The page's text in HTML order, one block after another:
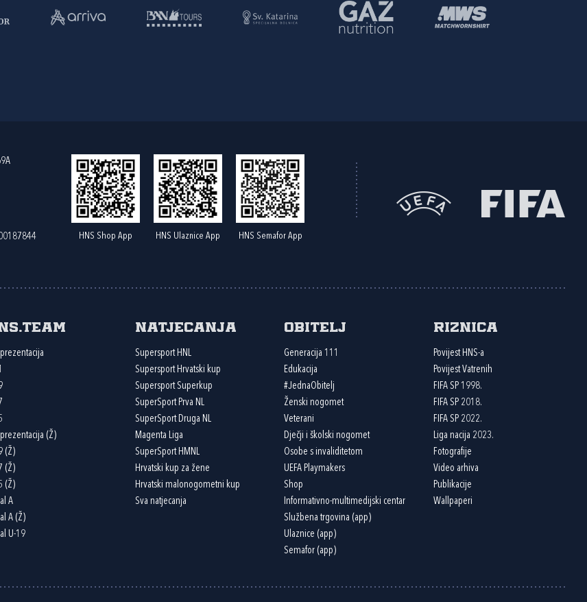
HNS Shop App HNS Ulaznice App HNS Semafor App
(Ž)
(Ž)
(Ž)
(Ž)
A
A (Ž)
U-19
Natjecanja
Supersport HNL
Supersport Hrvatski kup
Supersport Superkup
SuperSport Prva NL
SuperSport Druga NL
Magenta Liga
SuperSport HMNL
Hrvatski kup za žene
Hrvatski malonogometni kup
Sva natjecanja
Obitelj
Generacija 111
Edukacija
#JednaObitelj
Ženski nogomet
Veterani
Dječji i školski nogomet
Osobe s invaliditetom
UEFA Playmakers
Shop
Informativno-multimedijski centar
Službena trgovina (app)
Ulaznice (app)
Semafor (app)
Riznica
Povijest HNS-a
Povijest Vatrenih
FIFA SP 1998.
FIFA SP 2018.
FIFA SP 2022.
Liga nacija 2023.
Fotografije
Video arhiva
Publikacije
Wallpaperi